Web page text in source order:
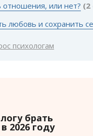
отношения, или нет? (2
любовь и сохранить
психологам
брать
2026 году